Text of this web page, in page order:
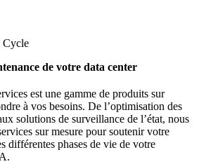
Cycle
de votre data center
est une gamme de produits sur
à vos besoins. De l’optimisation des
solutions de surveillance de l’état, nous
sur mesure pour soutenir votre
différentes phases de vie de votre